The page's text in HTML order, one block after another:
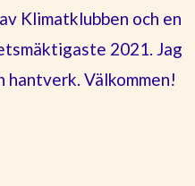
Klimatklubben och en
2021. Jag
Välkommen!